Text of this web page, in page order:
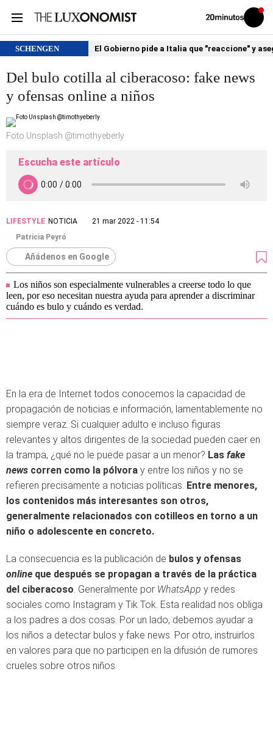
Volver
Iniciar
sesión
SCHENGEN El Gobierno pide a Italia que "reaccione" y
Del bulo cotilla al ciberacoso: fake news
y ofensas online a niños
Foto Unsplash @timothyeberly
Escucha este artículo
LIFESTYLE NOTICIA
21 mar 2022 - 11:54
Patricia Peyró
Añádenos en Google
Los niños son especialmente vulnerables a creerse todo lo que
leen, por eso necesitan nuestra ayuda para aprender a discriminar
cuándo es bulo y cuándo es verdad.
En la era de Internet todos conocemos la capacidad de
propagación de noticias e información, lamentablemente no
siempre veraz. Si cualquier adulto e incluso figuras
relevantes y altos dirigentes de la sociedad pueden caer en
la trampa, ¿qué no le puede pasar a un menor? Las fake
news corren como la pólvora y entre los niños y no se
refieren precisamente a noticias políticas. Entre menores,
los contenidos más interesantes son otros,
generalmente relacionados con cotilleos en torno a un
niño o adolescente en concreto.
La consecuencia es la publicación de bulos y ofensas
online que después se propagan a través de la práctica
del ciberacoso. Generalmente por WhatsApp y redes
sociales como Instagram y Tik Tok. Esta realidad nos obliga
a los padres a dos cosas. Por un lado, debemos ayudar a
los niños a detectar bulos y fake news. Por otro, instruirlos
en valores para que no participen en la difusión de rumores
crueles sobre otros niños.